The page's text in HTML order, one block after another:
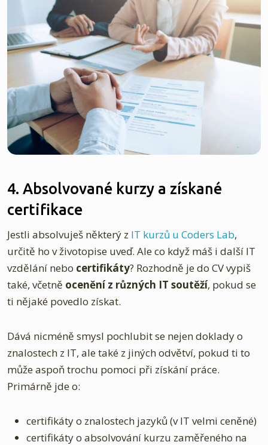
4. Absolvované kurzy a získané
certifikace
Jestli absolvuješ některý z IT kurzů u Coders Lab,
určitě ho v životopise uveď. Ale co když máš i další IT
vzdělání nebo certifikáty? Rozhodně je do CV vypiš
také, včetně ocenění z různých IT soutěží, pokud se
ti nějaké povedlo získat.
Dává nicméně smysl pochlubit se nejen doklady o
znalostech z IT, ale také z jiných odvětví, pokud ti to
může aspoň trochu pomoci při získání práce.
Primárně jde o:
certifikáty o znalostech jazyků (v IT velmi ceněné)
certifikáty o absolvování kurzu zaměřeného na